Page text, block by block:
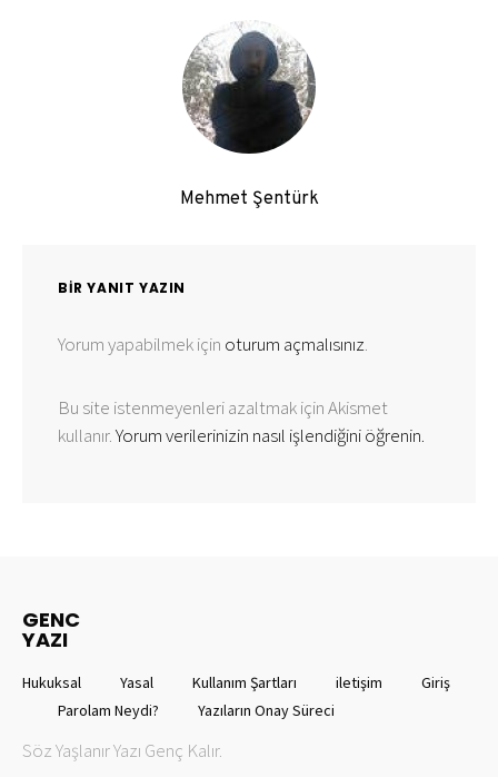
Mehmet Şentürk
BIR YANIT YAZIN
Yorum yapabilmek için oturum açmalısınız.
Bu site istenmeyenleri azaltmak için Akismet
kullanır.Yorum verilerinizin nasıl işlendiğini öğrenin.
GENC
YAZI
Hukuksal Yasal Kullanım Şartları iletişim
Giriş
Parolam Neydi?
Yazıların Onay Süreci
Söz Yaşlanır Yazı Genç Kalır.